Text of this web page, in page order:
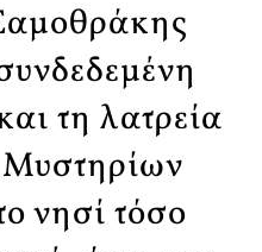
τη λατρεία
νησί τόσο